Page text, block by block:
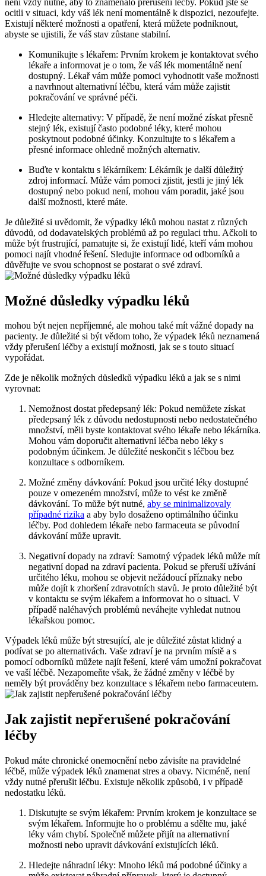
ocitli v situaci, kdy váš lék není momentálně k dispozici, nezoufejte.
Existují některé možnosti a opatření, která můžete podniknout,
abyste se ujistili, že váš stav zůstane stabilní.
Komunikujte s lékařem: Prvním krokem je kontaktovat svého
lékaře a informovat je o tom, že váš lék momentálně není
dostupný. Lékař vám může pomoci vyhodnotit vaše možnosti
a navrhnout alternativní léčbu, která vám může zajistit
pokračování ve správné péči.
Hledejte alternativy: V případě, že není možné získat přesně
stejný lék, existují často podobné léky, které mohou
poskytnout podobné účinky. Konzultujte to s lékařem a
přesné informace ohledně možných alternativ.
Buďte v kontaktu s lékárníkem: Lékárník je další důležitý
zdroj informací. Může vám pomoci zjistit, jestli je jiný lék
dostupný nebo pokud není, mohou vám poradit, jaké jsou
další možnosti, které máte.
Je důležité si uvědomit, že výpadky léků mohou nastat z různých
důvodů, od dodavatelských problémů až po regulaci trhu. Ačkoli to
může být frustrující, pamatujte si, že existují lidé, kteří vám mohou
pomoci najít vhodné řešení. Sledujte informace od odborníků a
důvěřujte ve svou schopnost se postarat o své zdraví.
Možné důsledky výpadku léků
mohou být nejen nepříjemné, ale mohou také mít vážné dopady na
pacienty. Je důležité si být vědom toho, že výpadek léků neznamená
vždy přerušení léčby a existují možnosti, jak se s touto situací
vypořádat.
Zde je několik možných důsledků výpadku léků a jak se s nimi
vyrovnat:
Nemožnost dostat předepsaný lék: Pokud nemůžete získat
předepsaný lék z důvodu nedostupnosti nebo nedostatečného
množství, měli byste kontaktovat svého lékaře nebo lékárníka.
Mohou vám doporučit alternativní léčba nebo léky s
podobným účinkem. Je důležité neskončit s léčbou bez
konzultace s odborníkem.
Možné změny dávkování: Pokud jsou určité léky dostupné
pouze v omezeném množství, může to vést ke změně
dávkování. To může být nutné, aby se minimalizovaly
případné rizika a aby bylo dosaženo optimálního účinku
léčby. Pod dohledem lékaře nebo farmaceuta se původní
dávkování může upravit.
Negativní dopady na zdraví: Samotný výpadek léků může mít
negativní dopad na zdraví pacienta. Pokud se přeruší užívání
určitého léku, mohou se objevit nežádoucí příznaky nebo
může dojít k zhoršení zdravotních stavů. Je proto důležité být
v kontaktu se svým lékařem a informovat ho o situaci. V
případě naléhavých problémů neváhejte vyhledat nutnou
lékařskou pomoc.
Výpadek léků může být stresující, ale je důležité zůstat klidný a
podívat se po alternativách. Vaše zdraví je na prvním místě a s
pomocí odborníků můžete najít řešení, které vám umožní pokračovat
ve vaší léčbě. Nezapomeňte však, že žádné změny v léčbě by
neměly být prováděny bez konzultace s lékařem nebo farmaceutem.
Jak zajistit nepřerušené pokračování
léčby
Pokud máte chronické onemocnění nebo závisíte na pravidelné
léčbě, může výpadek léků znamenat stres a obavy. Nicméně, není
vždy nutné přerušit léčbu. Existuje několik způsobů, i v případě
nedostatku léků.
Diskutujte se svým lékařem: Prvním krokem je konzultace se
svým lékařem. Informujte ho o problému a sdělte mu, jaké
léky vám chybí. Společně můžete přijít na alternativní
možnosti nebo upravit dávkování existujících léků.
Hledejte náhradní léky: Mnoho léků má podobné účinky a